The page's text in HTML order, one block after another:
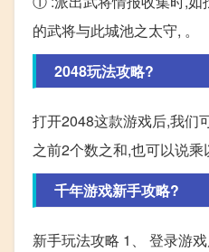
的武将与此城池之太守, 。
2048玩法攻略?
打开2048这款游戏后,我们
之前2个数之和,也可以说乘
千年游戏新手攻略?
新手玩法攻略 1、 登录游